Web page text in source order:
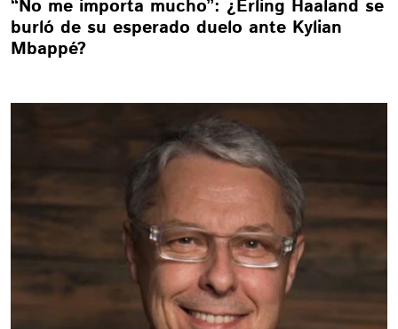
“No me importa mucho”: ¿Erling Haaland se
burló de su esperado duelo ante Kylian
Mbappé?